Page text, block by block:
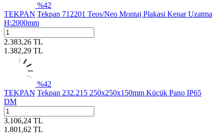
%42
TEKPAN Tekpan 712201 Teos/Neo Montaj Plakasi Kenar Uzatma
H:2000mm
2.383,26 TL
1.382,29 TL
%42
TEKPAN Tekpan 232.215 250x250x150mm Küçük Pano IP65
DM
3.106,24 TL
1.801,62 TL